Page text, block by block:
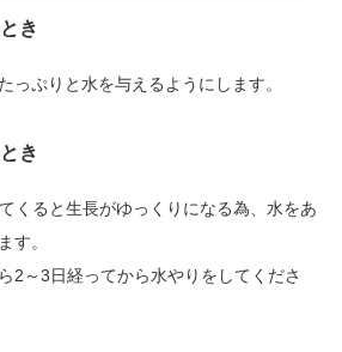
き
っぷりと水を与えるようにします。
き
くると生長がゆっくりになる為、水をあ
す。
2～3日経ってから水やりをしてくださ